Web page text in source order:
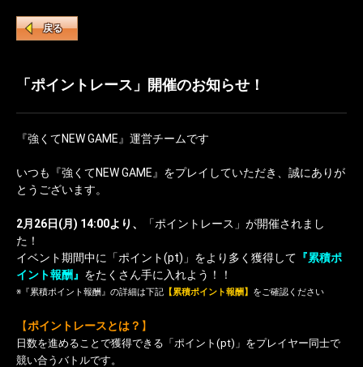
戻る
「ポイントレース」開催のお知らせ！
『強くてNEW GAME』運営チームです
いつも『強くてNEW GAME』をプレイしていただき、誠にありが
とうございます。
2月26日(月) 14:00より、
「ポイントレース」が開催されまし
た！
イベント期間中に「ポイント(pt)」をより多く獲得して 『累積ポ
イント報酬』 をたくさん手に入れよう！！
※『累積ポイント報酬』の詳細は下記 【累積ポイント報酬】 をご確認ください
【ポイントレースとは？ 】
日数を進めることで獲得できる「ポイント(pt)」をプレイヤー同士で
競い合うバトルです。